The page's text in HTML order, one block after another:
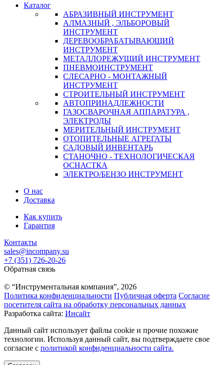
Каталог
АБРАЗИВНЫЙ ИНСТРУМЕНТ
АЛМАЗНЫЙ , ЭЛЬБОРОВЫЙ
ИНСТРУМЕНТ
ДЕРЕВООБРАБАТЫВАЮЩИЙ
ИНСТРУМЕНТ
МЕТАЛЛОРЕЖУЩИЙ ИНСТРУМЕНТ
ПНЕВМОИНСТРУМЕНТ
СЛЕСАРНО - МОНТАЖНЫЙ
ИНСТРУМЕНТ
СТРОИТЕЛЬНЫЙ ИНСТРУМЕНТ
АВТОПРИНАДЛЕЖНОСТИ
ГАЗОСВАРОЧНАЯ АППАРАТУРА ,
ЭЛЕКТРОДЫ
МЕРИТЕЛЬНЫЙ ИНСТРУМЕНТ
ОТОПИТЕЛЬНЫЕ АГРЕГАТЫ
САДОВЫЙ ИНВЕНТАРЬ
СТАНОЧНО - ТЕХНОЛОГИЧЕСКАЯ
ОСНАСТКА
ЭЛЕКТРО/БЕНЗО ИНСТРУМЕНТ
О нас
Доставка
Как купить
Гарантия
Контакты
sales@incompany.su
+7 (351) 726-20-26
Обратная связь
© “Инструментальная компания”, 2026
Политика конфиденциальности Публичная оферта Согласие
посетителя сайта на обработку персональных данных
Разработка сайта: Инсайт
Данный сайт использует файлы cookie и прочие похожие
технологии. Используя данный сайт, вы подтверждаете свое
согласие с политикой конфиденциальности сайта.